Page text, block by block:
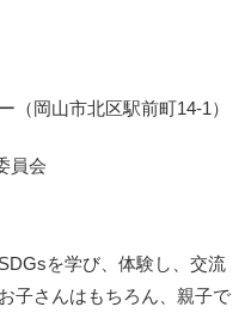
（岡山市北区駅前町14-1）
員会
を学び、体験し、交流
子さんはもちろん、親子で